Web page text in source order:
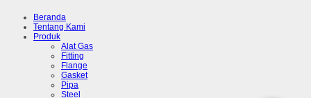
Beranda
Tentang Kami
Produk
Alat Gas
Fitting
Flange
Gasket
Pipa
Steel